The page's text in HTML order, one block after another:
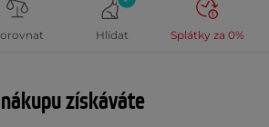
Hlídat Splátky za 0%
získáváte